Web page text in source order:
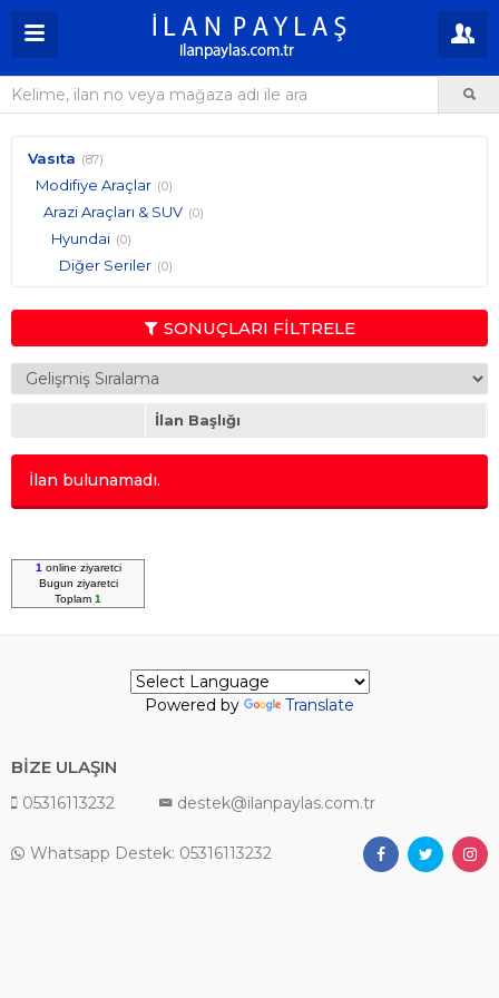
Vasıta (87)
Modifiye Araçlar (0)
Arazi Araçları & SUV (0)
Hyundai (0)
Diğer Seriler (0)
SONUÇLARI FİLTRELE
İlan Başlığı
İlan bulunamadı.
1 online ziyaretci
Bugun ziyaretci
Toplam 1
Powered by Translate
BİZE ULAŞIN
05316113232 destek@ilanpaylas.com.tr
Whatsapp Destek: 05316113232